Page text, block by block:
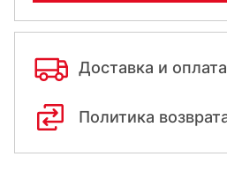
Доставка и оплата
Политика